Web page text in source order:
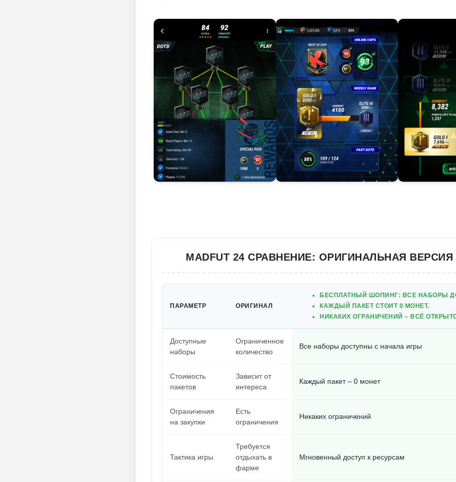
MADFUT 24 СРАВНЕНИЕ: ОРИГИНАЛЬНАЯ
ПАРАМЕТР ОРИГИНАЛ
БЕСПЛАТНЫЙ ШОПИНГ: ВСЕ НАБОРЫ
КАЖДЫЙ ПАКЕТ СТОИТ 0 МОНЕТ.
НИКАКИХ ОГРАНИЧЕНИЙ – ВСЁ
Доступные
наборы
Ограниченное
количество
Все наборы доступны с начала игры
Стоимость
пакетов
Зависит от
интереса
Каждый пакет – 0 монет
Ограничения
на закупки
Есть
ограничения
Никаких ограничений
Тактика игры
Требуется
отдыхать в
фарме
Мгновенный доступ к ресурсам